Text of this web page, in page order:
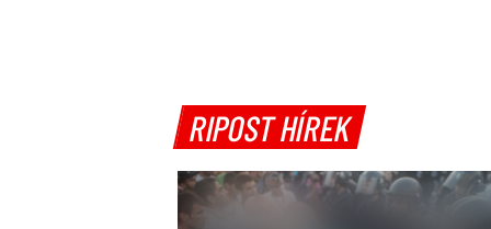
RIPOST HÍREK